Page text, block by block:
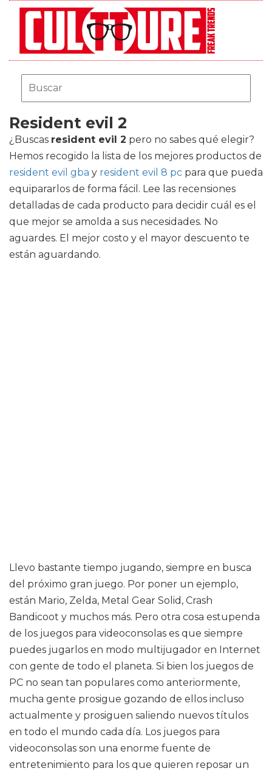
Resident evil 2
¿Buscas resident evil 2 pero no sabes qué elegir?
Hemos recogido la lista de los mejores productos de
resident evil gba y resident evil 8 pc para que pueda
equipararlos de forma fácil. Lee las recensiones
detalladas de cada producto para decidir cuál es el
que mejor se amolda a sus necesidades. No
aguardes. El mejor costo y el mayor descuento te
están aguardando.
Llevo bastante tiempo jugando, siempre en busca
del próximo gran juego. Por poner un ejemplo,
están Mario, Zelda, Metal Gear Solid, Crash
Bandicoot y muchos más. Pero otra cosa estupenda
de los juegos para videoconsolas es que siempre
puedes jugarlos en modo multijugador en Internet
con gente de todo el planeta. Si bien los juegos de
PC no sean tan populares como anteriormente,
mucha gente prosigue gozando de ellos incluso
actualmente y prosiguen saliendo nuevos títulos
en todo el mundo cada día. Los juegos para
videoconsolas son una enorme fuente de
entretenimiento para los que quieren reposar un